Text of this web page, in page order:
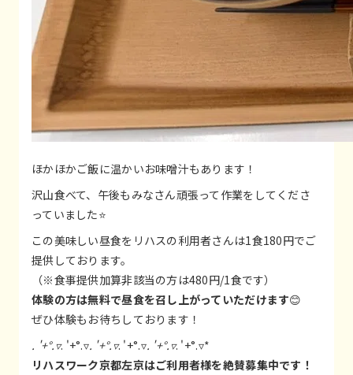
ほかほかご飯に温かいお味噌汁もあります！
沢山食べて、午後もみなさん頑張って作業をしてくださ
っていました⭐
この美味しい昼食をリハスの利用者さんは1食180円でご
提供しております。
（※食事提供加算非該当の方は480円/1食です）
体験の方は無料で昼食を召し上がっていただけます😊
ぜひ体験もお待ちしております！
. '+°.▿. '+°.▿. '+°.▿. '+°.▿. '+°.▿. '+°.▿*
リハスワーク京都左京はご利用者様を絶賛募集中です！